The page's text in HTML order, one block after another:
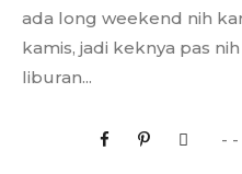
ada long weekend nih
kamis, jadi keknya pas
liburan...